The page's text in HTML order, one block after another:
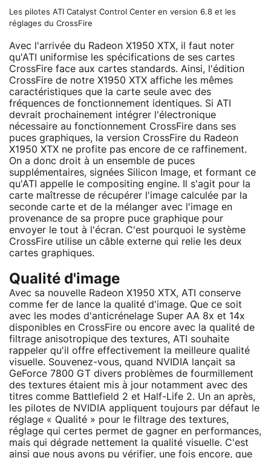
Les pilotes ATI Catalyst Control Center en version 6.8 et les
réglages du CrossFire
Avec l'arrivée du Radeon X1950 XTX, il faut noter
qu'ATI uniformise les spécifications de ses cartes
CrossFire face aux cartes standards. Ainsi, l'édition
CrossFire de notre X1950 XTX affiche les mêmes
caractéristiques que la carte seule avec des
fréquences de fonctionnement identiques. Si ATI
devrait prochainement intégrer l'électronique
nécessaire au fonctionnement CrossFire dans ses
puces graphiques, la version CrossFire du Radeon
X1950 XTX ne profite pas encore de ce raffinement.
On a donc droit à un ensemble de puces
supplémentaires, signées Silicon Image, et formant ce
qu'ATI appelle le compositing engine. Il s'agit pour la
carte maîtresse de récupérer l'image calculée par la
seconde carte et de la mélanger avec l'image en
provenance de sa propre puce graphique pour
envoyer le tout à l'écran. C'est pourquoi le système
CrossFire utilise un câble externe qui relie les deux
cartes graphiques.
Qualité d'image
Avec sa nouvelle Radeon X1950 XTX, ATI conserve
comme fer de lance la qualité d'image. Que ce soit
avec les modes d'anticrénelage Super AA 8x et 14x
disponibles en CrossFire ou encore avec la qualité de
filtrage anisotropique des textures, ATI souhaite
rappeler qu'il offre effectivement la meilleure qualité
visuelle. Souvenez-vous, quand NVIDIA lançait sa
GeForce 7800 GT divers problèmes de fourmillement
des textures étaient mis à jour notamment avec des
titres comme Battlefield 2 et Half-Life 2. Un an après,
les pilotes de NVIDIA appliquent toujours par défaut le
réglage « Qualité » pour le filtrage des textures,
réglage qui certes permet de gagner en performances,
mais qui dégrade nettement la qualité visuelle. C'est
ainsi que nous avons pu vérifier, une fois encore, que